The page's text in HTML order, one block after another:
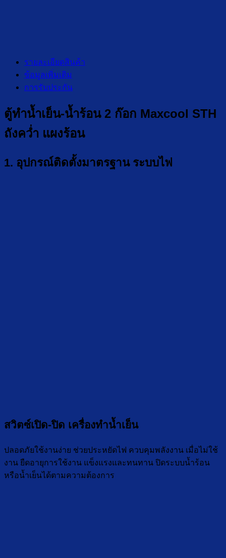
รายละเอียดสินค้า
ข้อมูลเพิ่มเติม
การรับประกัน
ตู้ทำน้ำเย็น-น้ำร้อน 2 ก๊อก Maxcool STH
ถังคว่ำ แผงร้อน
1. อุปกรณ์ติดตั้งมาตรฐาน ระบบไฟ
สวิตซ์เปิด-ปิด เครื่องทำน้ำเย็น
ปลอดภัยใช้งานง่าย ช่วยประหยัดไฟ ควบคุมพลังงาน เมื่อไม่ใช้
งาน ยืดอายุการใช้งาน แข็งแรงและทนทาน ปิดระบบน้ำร้อน
หรือน้ำเย็นได้ตามความต้องการ